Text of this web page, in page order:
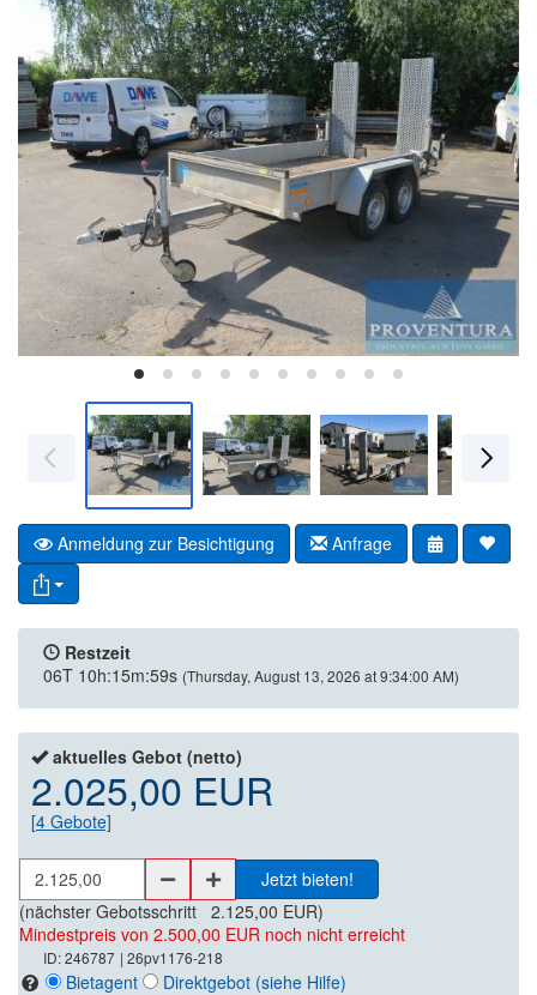
Anmeldung zur Besichtigung Anfrage
Restzeit
06T 10h:15m:59s (Thursday, August 13, 2026 at 9:34:00 AM)
aktuelles Gebot (netto)
2.025,00 EUR
[4 Gebote]
Jetzt bieten!
(nächster Gebotsschritt 2.125,00 EUR)
Mindestpreis von 2.500,00 EUR noch nicht erreicht
ID: 246787 | 26pv1176-218
Bietagent Direktgebot (siehe Hilfe)